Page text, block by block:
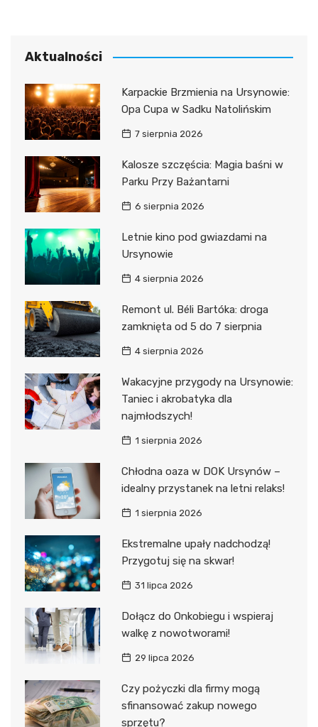
Aktualności
Karpackie Brzmienia na Ursynowie:
Opa Cupa w Sadku Natolińskim
7 sierpnia 2026
Kalosze szczęścia: Magia baśni w
Parku Przy Bażantarni
6 sierpnia 2026
Letnie kino pod gwiazdami na
Ursynowie
4 sierpnia 2026
Remont ul. Béli Bartóka: droga
zamknięta od 5 do 7 sierpnia
4 sierpnia 2026
Wakacyjne przygody na Ursynowie:
Taniec i akrobatyka dla
najmłodszych!
1 sierpnia 2026
Chłodna oaza w DOK Ursynów –
idealny przystanek na letni relaks!
1 sierpnia 2026
Ekstremalne upały nadchodzą!
Przygotuj się na skwar!
31 lipca 2026
Dołącz do Onkobiegu i wspieraj
walkę z nowotworami!
29 lipca 2026
Czy pożyczki dla firmy mogą
sfinansować zakup nowego
sprzętu?